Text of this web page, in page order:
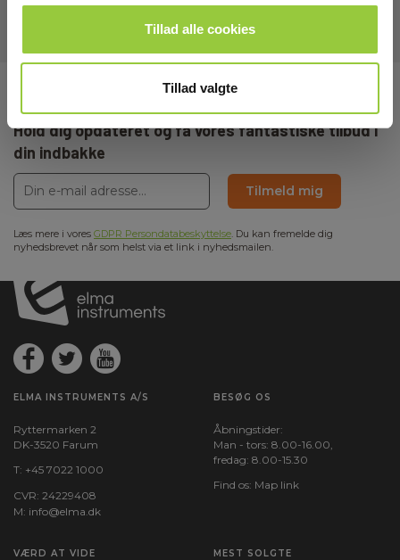
Tillad alle cookies
Tillad valgte
Hold dig opdateret og få vores fantastiske tilbud i
din indbakke
Tilmeld mig
Læs mere i vores GDPR Persondatabeskyttelse. Du kan fremelde dig
nyhedsbrevet når som helst via et link i nyhedsmailen.
ELMA INSTRUMENTS A/S
Ryttermarken 2
DK-3520 Farum
T: +45 7022 1000
CVR: 24229408
M: info@elma.dk
BESØG OS
Åbningstider:
Man - tors: 8.00-16.00,
fredag: 8.00-15.30
Find os: Map link
VÆRD AT VIDE MEST SOLGTE